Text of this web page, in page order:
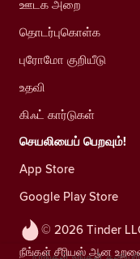
© 2026 Tinder
நீங்கள் சீரியஸ் ஆன
ஊடக அறை
தொடர்புகொள்க
புரோமோ குறியீடு
உதவி
கிஃட் கார்டுகள்
செயலியைப் பெறவும்!
App Store
Google Play Store